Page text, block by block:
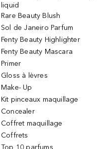
liquid
Rare Beauty Blush
Sol de Janeiro Parfum
Fenty Beauty Highlighter
Fenty Beauty Mascara
Primer
Gloss à lèvres
Make- Up
Kit pinceaux maquillage
Concealer
Coffret maquillage
Coffrets
Top 10 parfums